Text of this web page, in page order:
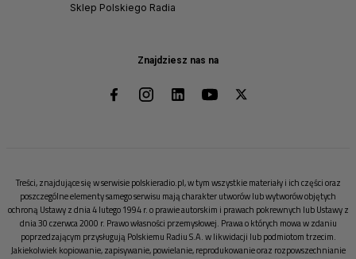
Znajdziesz nas na
Sklep Polskiego Radia
Treści, znajdujące się w serwisie polskieradio.pl, w tym wszystkie materiały i ich części oraz
poszczególne elementy samego serwisu mają charakter utworów lub wytworów objętych
ochroną Ustawy z dnia 4 lutego 1994 r. o prawie autorskim i prawach pokrewnych lub Ustawy z
dnia 30 czerwca 2000 r. Prawo własności przemysłowej. Prawa o których mowa w zdaniu
poprzedzającym przysługują Polskiemu Radiu S.A. w likwidacji lub podmiotom trzecim.
Jakiekolwiek kopiowanie, zapisywanie, powielanie, reprodukowanie oraz rozpowszechnianie